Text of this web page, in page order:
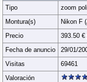
Tipo
zoom
Montura(s)
Nikon F
Precio
393.50 €
Fecha de anuncio
29/01/
Visitas
69461
Valoración